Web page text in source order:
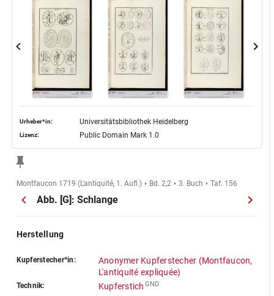
Urheber*in: Universitätsbibliothek Heidelberg
Lizenz: Public Domain Mark 1.0
Montfaucon 1719 (L'antiquité, 1. Aufl.) Bd. 2,2 3. Buch Taf. 156
Abb. [G]: Schlange
Herstellung
Kupferstecher*in:
Anonymer Kupferstecher (Montfaucon,
L'antiquité expliquée)
Technik: Kupferstich GND